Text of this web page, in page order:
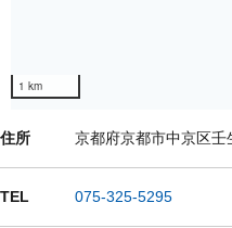
住所 京都府京都市中京区
TEL 075-325-5295
1 km